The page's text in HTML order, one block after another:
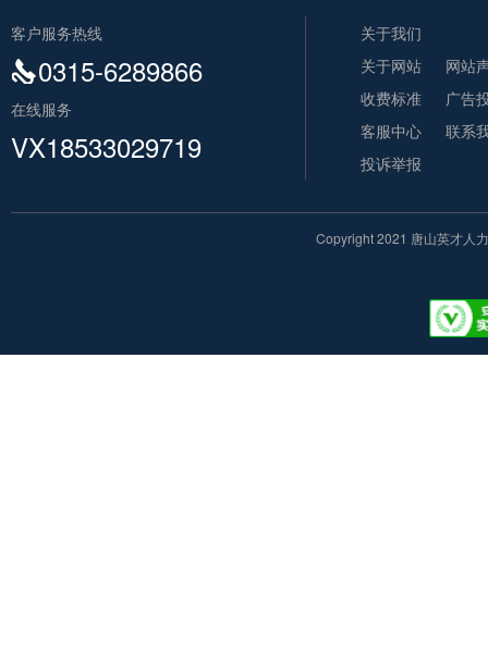
客户服务热线
0315-6289866
在线服务
VX18533029719
关于我们
关于网站
网站
收费标准
广告
客服中心
联系
投诉举报
Copyright 2021 唐山英才人